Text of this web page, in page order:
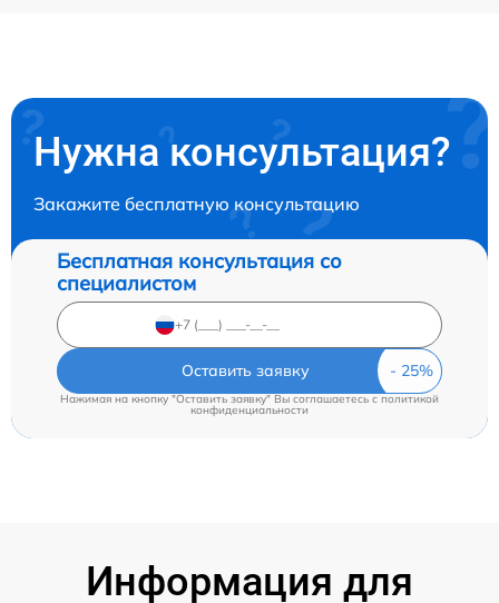
Нужна консультация?
Закажите бесплатную консультацию
Бесплатная консультация со
специалистом
Оставить заявку
Нажимая на кнопку "Оставить заявку" Вы соглашаетесь cполитикой
конфиденциальности
Информация для